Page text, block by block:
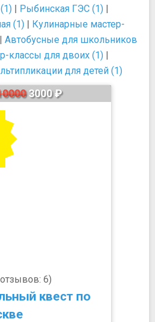
| Рыбинская ГЭС (1) |
(1) | Кулинарные мастер-
| Автобусные для школьников
классы для двоих (1) |
для детей (1)
6)
квест по
3000 ₽